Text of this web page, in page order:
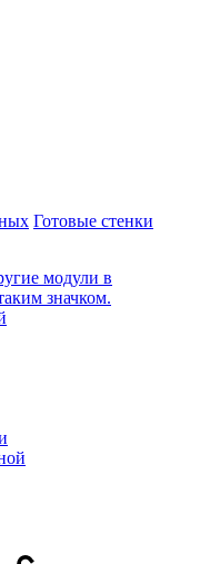
Готовые стенки
модули в
значком.